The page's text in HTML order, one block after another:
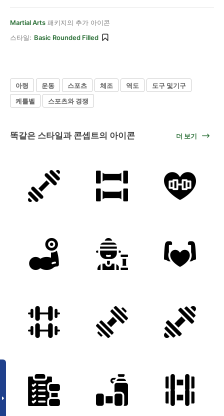
Martial Arts 패키지의 추가 아이콘
스타일: Basic Rounded Filled
아령 운동 스포츠 체조 역도
도구 및기구
케틀벨
스포츠와 경쟁
똑같은 스타일과 콘셉트의 아이콘 더 보기